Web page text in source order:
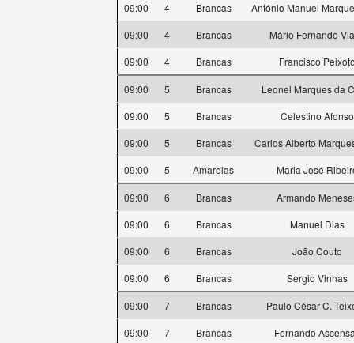
09:00
4 Brancas
António Manuel
09:00
4 Brancas
Mário Fernando
09:00
4 Brancas Francisco
09:00 5 Brancas
Leonel Marques da
09:00
5 Brancas
Celestino Afonso
09:00
5 Brancas
Carlos Alberto
09:00
5 Amarelas Maria José
09:00 6 Brancas
Armando
09:00
6 Brancas
Manuel Dias
09:00
6 Brancas
João Couto
09:00
6 Brancas Sergio Vinhas
09:00 7 Brancas
Paulo César C.
09:00
7 Brancas
Fernando